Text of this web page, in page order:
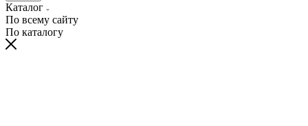
Каталог
По всему сайту
По каталогу